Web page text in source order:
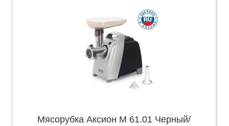
Мясорубка Аксион М 61.01 Черный/